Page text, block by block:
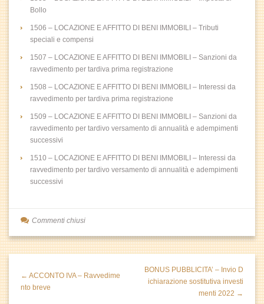
Bollo
1506 – LOCAZIONE E AFFITTO DI BENI IMMOBILI – Tributi
speciali e compensi
1507 – LOCAZIONE E AFFITTO DI BENI IMMOBILI – Sanzioni da
ravvedimento per tardiva prima registrazione
1508 – LOCAZIONE E AFFITTO DI BENI IMMOBILI – Interessi da
ravvedimento per tardiva prima registrazione
1509 – LOCAZIONE E AFFITTO DI BENI IMMOBILI – Sanzioni da
ravvedimento per tardivo versamento di annualità e adempimenti
successivi
1510 – LOCAZIONE E AFFITTO DI BENI IMMOBILI – Interessi da
ravvedimento per tardivo versamento di annualità e adempimenti
successivi
Commenti chiusi
← ACCONTO IVA – Ravvedime
nto breve
BONUS PUBBLICITA’ – Invio D
ichiarazione sostitutiva investi
menti 2022 →